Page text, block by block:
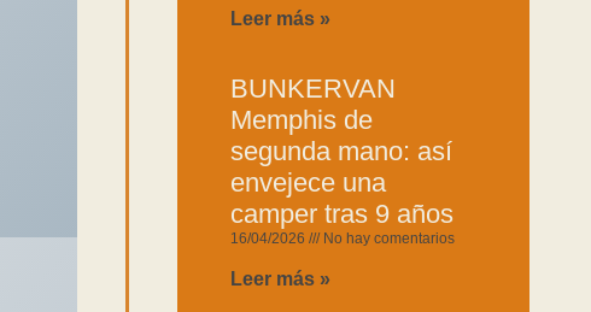
Leer más »
BUNKERVAN
Memphis de
segunda mano: así
envejece una
camper tras 9 años
16/04/2026 No hay comentarios
Leer más »